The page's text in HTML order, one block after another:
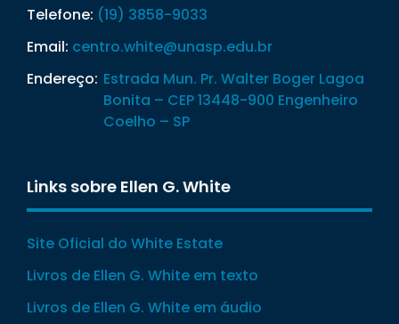
Telefone: (19) 3858-9033
Email: centro.white@unasp.edu.br
Endereço: Estrada Mun. Pr. Walter Boger Lagoa
Bonita – CEP 13448-900 Engenheiro
Coelho – SP
Links sobre Ellen G. White
Site Oficial do White Estate
Livros de Ellen G. White em texto
Livros de Ellen G. White em áudio